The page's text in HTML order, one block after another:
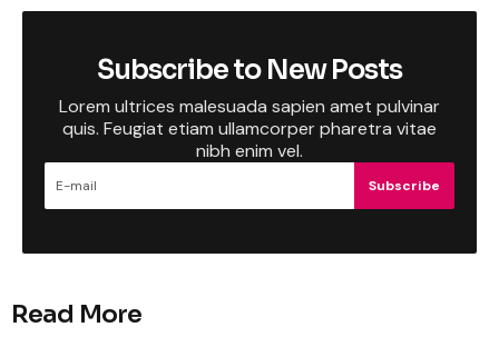
Subscribe to New Posts
Lorem ultrices malesuada sapien amet pulvinar
quis. Feugiat etiam ullamcorper pharetra vitae
nibh enim vel.
Subscribe
Read More